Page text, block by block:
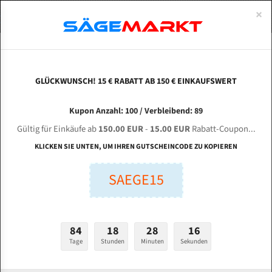
BERG & SCHMID K-tech 50/33 HA-I für 4250 mm
Bi-Metall Bandsägeblätter
Länge (mm):
Stärken + Zahnteilung:
mm
ABOUTS
ENGLISH
Bi-Metall Meterware
Fleischerei Bandsägeblätter
Bandmesser Glatt Meterware
Konvex Meterware
×
GLÜCKWUNSCH! 15 € RABATT AB 150 € EINKAUFSWERT
Kupon Anzahl: 100 / Verbleibend: 89
Gültig für Einkäufe ab150.00 EUR- 15.00 EURRabatt-Coupon...
KLICKEN SIE UNTEN, UM IHREN GUTSCHEINCODE ZU KOPIEREN
SAEGE15
84
Tage
18
Stunden
28
Minuten
15
Sekunden